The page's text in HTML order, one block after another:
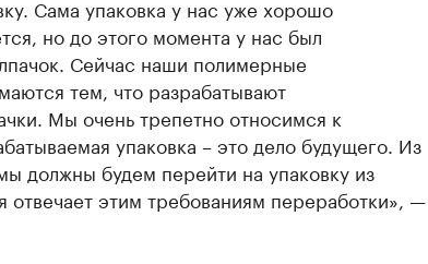
Сама упаковка у нас уже хорошо
но до этого момента у нас был
Сейчас наши полимерные
тем, что разрабатывают
Мы очень трепетно относимся к
упаковка – это дело будущего. Из
должны будем перейти на упаковку из
отвечает этим требованиям переработки», —